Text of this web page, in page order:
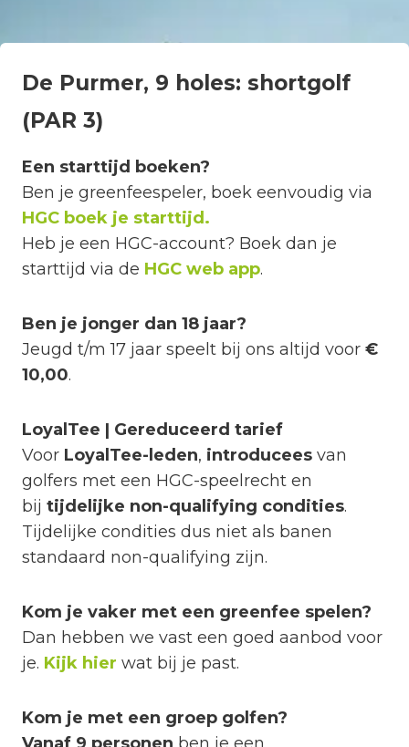
De Purmer, 9 holes: shortgolf
(PAR 3)
Een starttijd boeken?
Ben je greenfeespeler, boek eenvoudig via
HGC boek je starttijd.
Heb je een HGC-account? Boek dan je
starttijd via de HGC web app.
Ben je jonger dan 18 jaar?
Jeugd t/m 17 jaar speelt bij ons altijd voor €
10,00.
LoyalTee | Gereduceerd tarief
Voor LoyalTee-leden, introducees van
golfers met een HGC-speelrecht en
bij tijdelijke non-qualifying condities.
Tijdelijke condities dus niet als banen
standaard non-qualifying zijn.
Kom je vaker met een greenfee spelen?
Dan hebben we vast een goed aanbod voor
je. Kijk hier wat bij je past.
Kom je met een groep golfen?